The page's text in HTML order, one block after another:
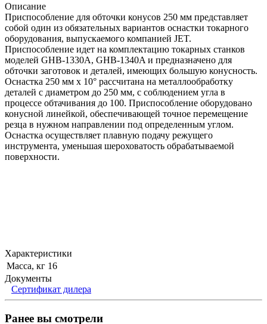
Описание
Приспособление для обточки конусов 250 мм представляет
собой один из обязательных вариантов оснастки токарного
оборудования, выпускаемого компанией JET.
Приспособление идет на комплектацию токарных станков
моделей GHB-1330A, GHB-1340A и предназначено для
обточки заготовок и деталей, имеющих большую конусность.
Оснастка 250 мм х 10° рассчитана на металлообработку
деталей с диаметром до 250 мм, с соблюдением угла в
процессе обтачивания до 100. Приспособление оборудовано
конусной линейкой, обеспечивающей точное перемещение
резца в нужном направлении под определенным углом.
Оснастка осуществляет плавную подачу режущего
инструмента, уменьшая шероховатость обрабатываемой
поверхности.
Характеристики
Масса, кг 16
Документы
Сертификат дилера
Ранее вы смотрели